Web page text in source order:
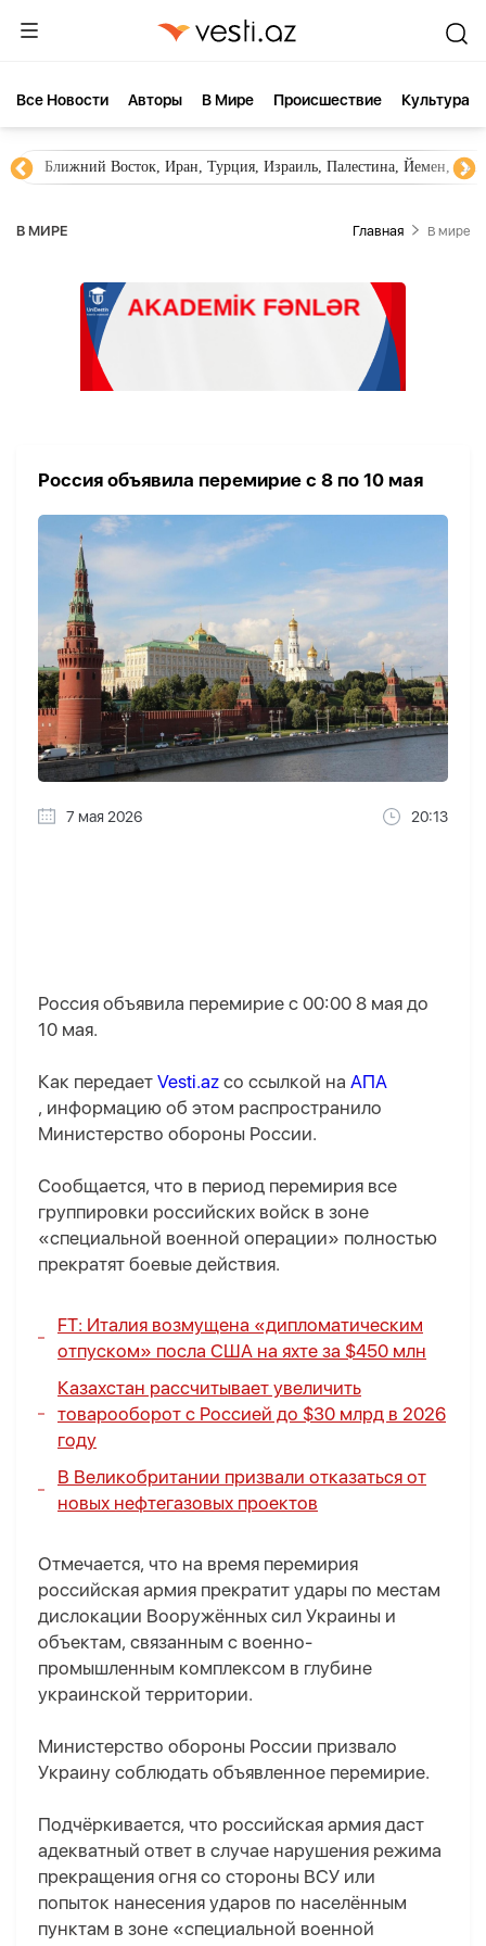
Все Новости Aвторы В Мире Происшествие Культура
Ближний Восток, Иран, Турция, Израиль, Палестина, Йемен,
В МИРЕ Главная В мире
Россия объявила перемирие с 8 по 10 мая
7 мая 2026 20:13
Россия объявила перемирие с 00:00 8 мая до
10 мая.
Как передает Vesti.az со ссылкой на АПА
, информацию об этом распространило
Министерство обороны России.
Сообщается, что в период перемирия все
группировки российских войск в зоне
«специальной военной операции» полностью
прекратят боевые действия.
FT: Италия возмущена «дипломатическим
отпуском» посла США на яхте за $450 млн
Казахстан рассчитывает увеличить
товарооборот с Россией до $30 млрд в 2026
году
В Великобритании призвали отказаться от
новых нефтегазовых проектов
Отмечается, что на время перемирия
российская армия прекратит удары по местам
дислокации Вооружённых сил Украины и
объектам, связанным с военно-
промышленным комплексом в глубине
украинской территории.
Министерство обороны России призвало
Украину соблюдать объявленное перемирие.
Подчёркивается, что российская армия даст
адекватный ответ в случае нарушения режима
прекращения огня со стороны ВСУ или
попыток нанесения ударов по населённым
пунктам в зоне «специальной военной